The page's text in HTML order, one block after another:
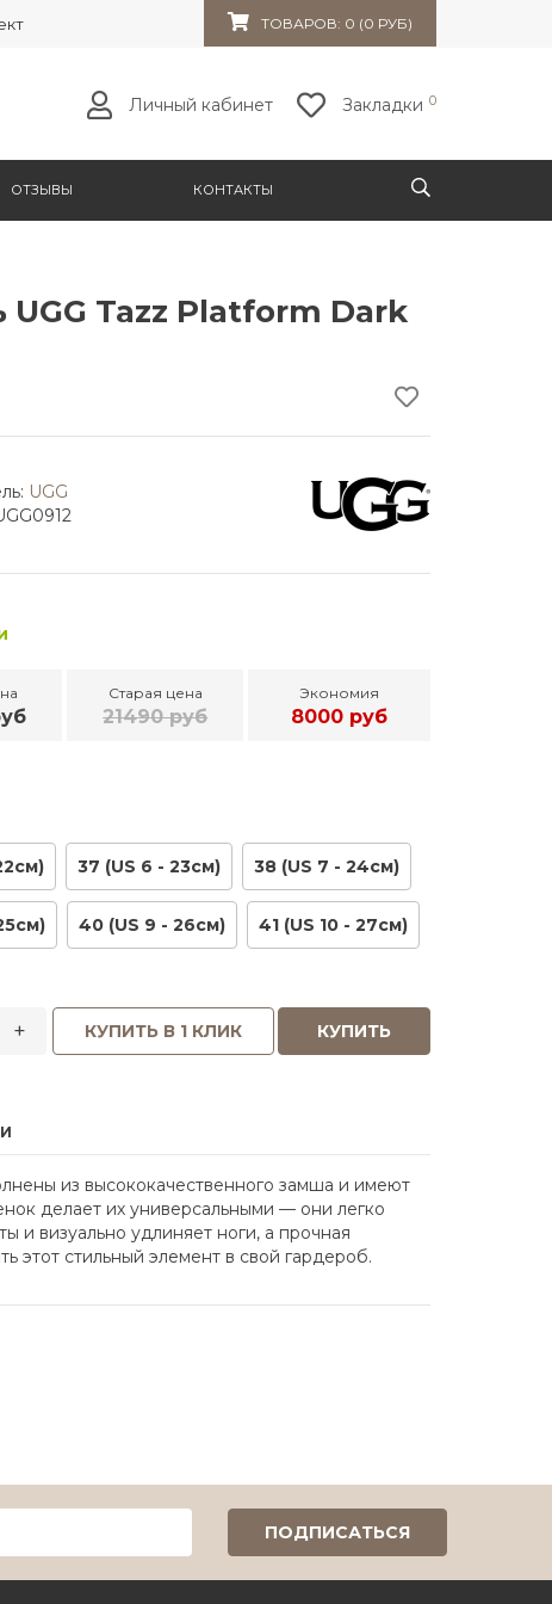
32к10 ТОВАРОВ: 0 (0 РУБ)
Личный кабинет Закладки 0
ОТЗЫВЫ КОНТАКТЫ
UGG Tazz Platform Dark
UGG
Старая цена
21490 руб
Экономия
8000 руб
37 (US 6 - 23см) 38 (US 7 - 24см)
40 (US 9 - 26см) 41 (US 10 - 27см)
+ КУПИТЬ В 1 КЛИК КУПИТЬ
из высококачественного замша и имеют
делает их универсальными — они легко
и визуально удлиняет ноги, а прочная
этот стильный элемент в свой гардероб.